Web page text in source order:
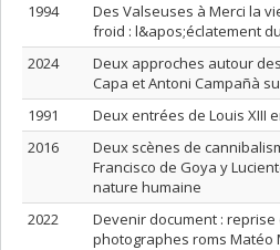
1994
Des Valseuses à Merci la
froid : l&apos;éclatement
2024
Deux approches autour
Capa et Antoni Campañà
1991
Deux entrées de Louis XIII
2016
Deux scènes de
Francisco de Goya y
nature humaine
2022
Devenir document :
photographes roms Matéo